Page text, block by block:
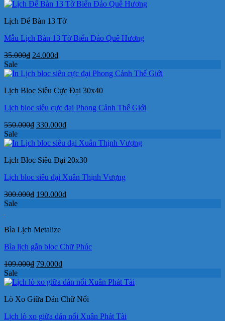
là:
tại
29.000₫.
Lịch Để Bàn 13 Tờ
Mẫu Lịch Bàn 13 Tờ Biển Đảo Quê Hương
35.000₫ Giá
là:
24.000₫Giá
tại
24.000₫.
Sale
Lịch Bloc Siêu Cực Đại 30x40
Lịch bloc siêu cực đại Phong Cảnh Thế Giới
550.000₫ Giá
là:
330.000₫Giá
tại
330.000₫.
Sale
Lịch Bloc Siêu Đại 20x30
Lịch bloc siêu đại Xuân Thịnh Vượng
300.000₫ Giá
190.000₫Giá
Sale
Bìa Lịch Metalize
Bìa lịch gắn bloc Chữ Phúc
109.000₫ Giá
là:
79.000₫Giá
tại
79.000₫.
Sale
Lò Xo Giữa Dán Chữ Nổi
Lịch lò xo giữa dán nổi Xuân Phát Tài